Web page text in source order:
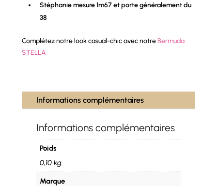
Stéphanie mesure 1m67 et porte généralement du
38
Complétez notre look casual-chic avec notreBermuda
STELLA
Informations complémentaires
Informations complémentaires
Poids
0,10 kg
Marque